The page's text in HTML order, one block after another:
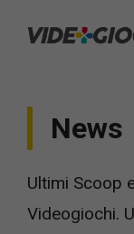
News
Ultimi Scoop
Videogiochi.